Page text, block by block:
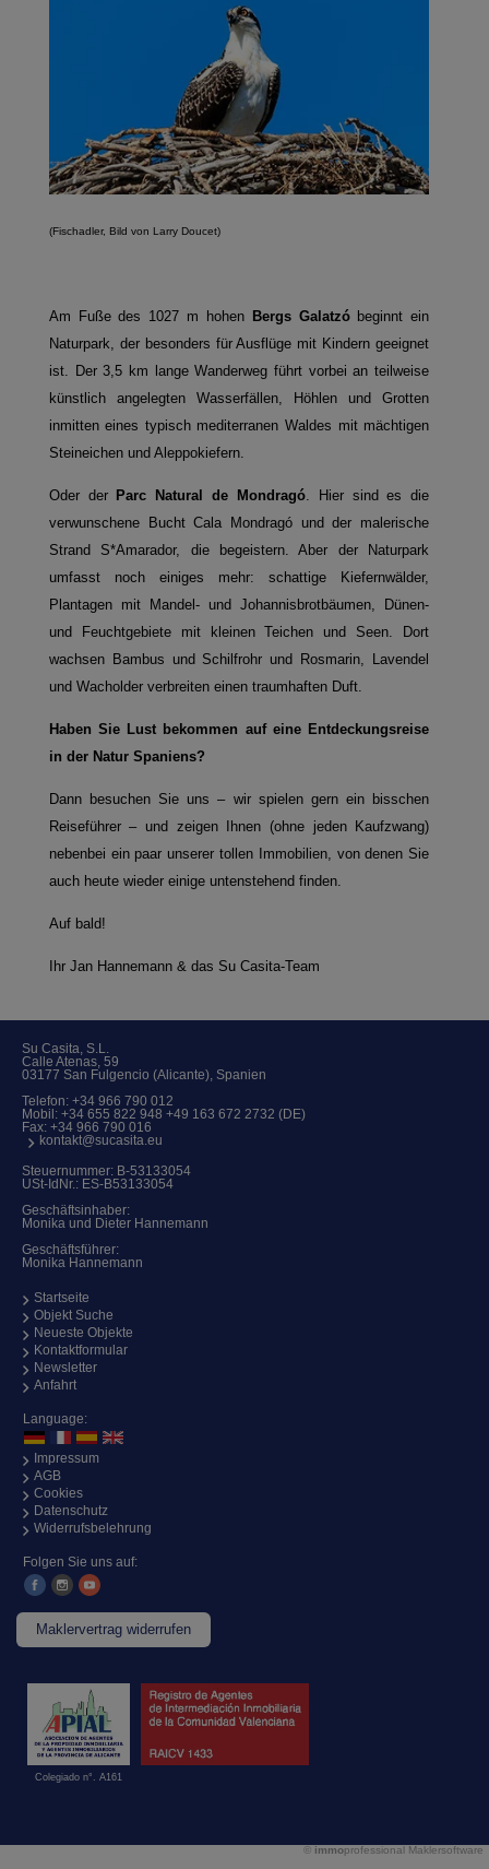
(Fischadler, Bild von Larry Doucet)
Am Fuße des 1027 m hohen Bergs Galatzóbeginnt ein
Naturpark, der besonders für Ausflüge mit Kindern geeignet
ist. Der 3,5 km lange Wanderweg führt vorbei an teilweise
künstlich angelegten Wasserfällen, Höhlen und Grotten
inmitten eines typisch mediterranen Waldes mit mächtigen
Steineichen und Aleppokiefern.
Oder der Parc Natural de Mondragó. Hier sind es die
verwunschene Bucht Cala Mondragó und der malerische
Strand S*Amarador, die begeistern. Aber der Naturpark
umfasst noch einiges mehr: schattige Kiefernwälder,
Plantagen mit Mandel- und Johannisbrotbäumen, Dünen-
und Feuchtgebiete mit kleinen Teichen und Seen. Dort
wachsen Bambus und Schilfrohr und Rosmarin, Lavendel
und Wacholder verbreiten einen traumhaften Duft.
Haben Sie Lust bekommen auf eine Entdeckungsreise
in der Natur Spaniens?
Dann besuchen Sie uns – wir spielen gern ein bisschen
Reiseführer – und zeigen Ihnen (ohne jeden Kaufzwang)
nebenbei ein paar unserer tollen Immobilien, von denen Sie
auch heute wieder einige untenstehend finden.
Auf bald!
Ihr Jan Hannemann & das Su Casita-Team
Su Casita, S.L.
Calle Atenas, 59
03177 San Fulgencio (Alicante), Spanien
Telefon: +34 966 790 012
Mobil: +34 655 822 948 +49 163 672 2732 (DE)
Fax: +34 966 790 016
kontakt@sucasita.eu
Steuernummer: B-53133054
USt-IdNr.: ES-B53133054
Geschäftsinhaber:
Monika und Dieter Hannemann
Geschäftsführer:
Monika Hannemann
Startseite
Objekt Suche
Neueste Objekte
Kontaktformular
Newsletter
Anfahrt
Language:
Impressum
AGB
Cookies
Datenschutz
Widerrufsbelehrung
Folgen Sie uns auf:
Maklervertrag widerrufen
Colegiado n°. A161
© immoprofessional Maklersoftware